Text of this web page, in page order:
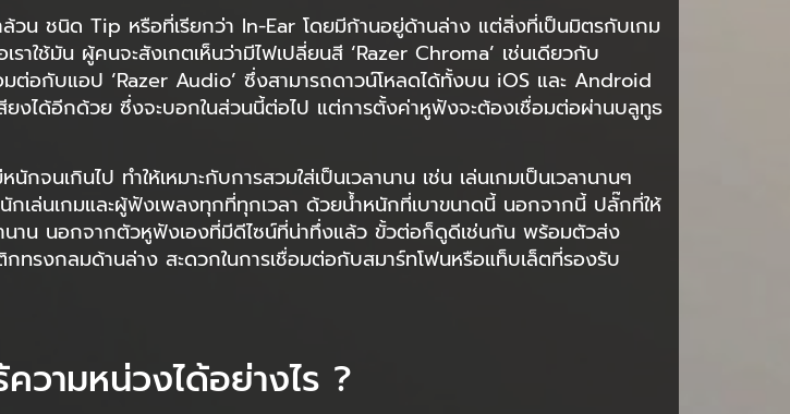
น ชนิด Tip หรือที่เรียกว่า In-Ear โดยมีก้านอยู่ด้านล่าง แต่สิ่งที่เป็นมิตรกับเกม
ใช้มัน ผู้คนจะสังเกตเห็นว่ามีไฟเปลี่ยนสี ‘Razer Chroma’ เช่นเดียวกับ
ต่อกับแอป ‘Razer Audio’ ซึ่งสามารถดาวน์โหลดได้ทั้งบน iOS และ Android
ได้อีกด้วย ซึ่งจะบอกในส่วนนี้ต่อไป แต่การตั้งค่าหูฟังจะต้องเชื่อมต่อผ่านบลูทูธ
นเกินไป ทำให้เหมาะกับการสวมใส่เป็นเวลานาน เช่น เล่นเกมเป็นเวลานานๆ
เล่นเกมและผู้ฟังเพลงทุกที่ทุกเวลา ด้วยน้ำหนักที่เบาขนาดนี้ นอกจากนี้ ปลั๊กที่ให้
นาน นอกจากตัวหูฟังเองที่มีดีไซน์ที่น่าทึ่งแล้ว ขั้วต่อก็ดูดีเช่นกัน พร้อมตัวส่ง
งกลมด้านล่าง สะดวกในการเชื่อมต่อกับสมาร์ทโฟนหรือแท็บเล็ตที่รองรับ
ความหน่วงได้อย่างไร ?